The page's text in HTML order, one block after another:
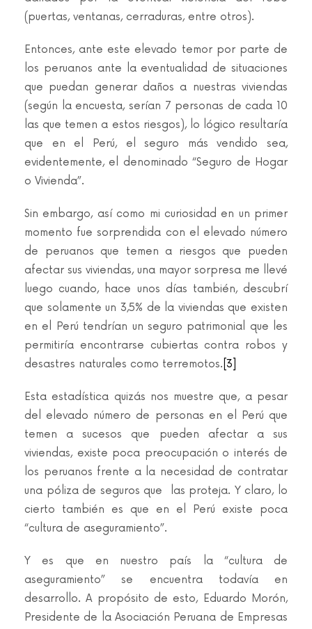
(puertas, ventanas, cerraduras, entre otros).
Entonces, ante este elevado temor por parte de
los peruanos ante la eventualidad de situaciones
que puedan generar daños a nuestras viviendas
(según la encuesta, serían 7 personas de cada 10
las que temen a estos riesgos), lo lógico resultaría
que en el Perú, el seguro más vendido sea,
evidentemente, el denominado “Seguro de Hogar
o Vivienda”.
Sin embargo, así como mi curiosidad en un primer
momento fue sorprendida con el elevado número
de peruanos que temen a riesgos que pueden
afectar sus viviendas, una mayor sorpresa me llevé
luego cuando, hace unos días también, descubrí
que solamente un 3,5% de la viviendas que existen
en el Perú tendrían un seguro patrimonial que les
permitiría encontrarse cubiertas contra robos y
desastres naturales como terremotos. [3]
Esta estadística quizás nos muestre que, a pesar
del elevado número de personas en el Perú que
temen a sucesos que pueden afectar a sus
viviendas, existe poca preocupación o interés de
los peruanos frente a la necesidad de contratar
una póliza de seguros que las proteja. Y claro, lo
cierto también es que en el Perú existe poca
“cultura de aseguramiento”.
Y es que en nuestro país la “cultura de
aseguramiento” se encuentra todavía en
desarrollo. A propósito de esto, Eduardo Morón,
Presidente de la Asociación Peruana de Empresas